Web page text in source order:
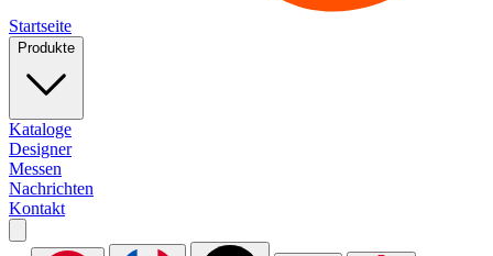
Startseite
Produkte
Kataloge
Designer
Messen
Nachrichten
Kontakt